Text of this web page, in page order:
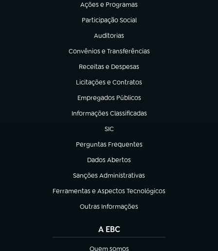
Ações e Programas
(abre em nova aba)
Participação Social
(abre em nova aba)
Auditorias
(abre em nova aba)
Convênios e Transferências
(abre em nova aba)
Receitas e Despesas
(abre em nova aba)
Licitações e Contratos
(abre em nova aba)
Empregados Públicos
(abre em nova aba)
Informações Classificadas
(abre em nova aba)
SIC
(abre em nova aba)
Perguntas Frequentes
(abre em nova aba)
Dados Abertos
(abre em nova aba)
Sanções Administrativas
(abre em nova aba)
Ferramentas e Aspectos Tecnológicos
(abre em nova aba)
Outras Informações
(abre em nova aba)
A EBC
Quem somos